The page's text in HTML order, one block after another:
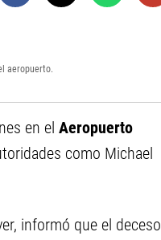
aeropuerto.
en el Aeropuerto
como Michael
informó que el deceso